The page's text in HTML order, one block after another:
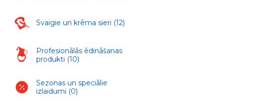
Svaigie un krēma sieri (12)
Profesionālās ēdināšanas
produkti (10)
Sezonas un speciālie
izlaidumi (0)